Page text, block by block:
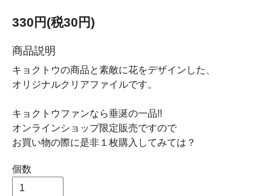
330円(税30円)
商品説明
キョクトウの商品と素敵に花をデザインした、
オリジナルクリアファイルです。
キョクトウファンなら垂涎の一品!!
オンラインショップ限定販売ですので
お買い物の際に是非１枚購入してみては？
個数